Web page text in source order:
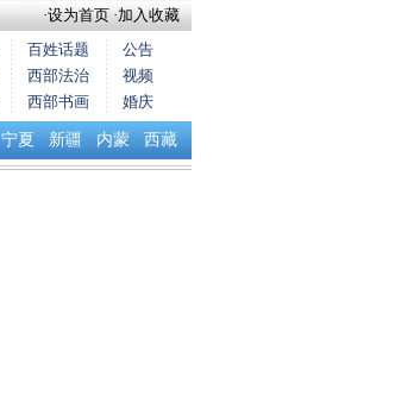
·设为首页 ·加入收藏
百姓话题
西部法治
西部书画
公告
视频
婚庆
宁夏 新疆 内蒙 西藏